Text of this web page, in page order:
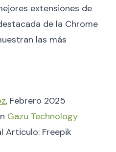
extensiones de
de la Chrome
las más
, Febrero 2025
Gazu Technology
Articulo: Freepik